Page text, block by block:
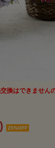
換はできません
25%OFF